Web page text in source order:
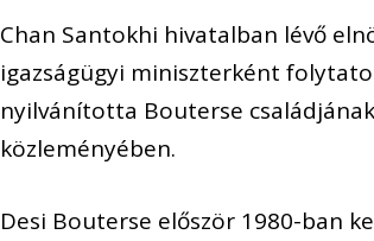
Chan Santokhi hivatalban lévő
igazságügyi miniszterként
nyilvánította Bouterse
közleményében.
Desi Bouterse először 1980-ban